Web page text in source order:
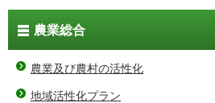
農業総合
農業及び農村の活性化
地域活性化プラン